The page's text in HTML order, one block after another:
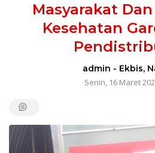
Masyarakat
Kesehatan
admin - Ekbis,
Senin, 16 Maret